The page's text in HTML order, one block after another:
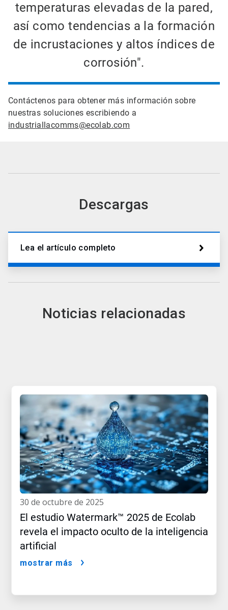
temperaturas elevadas de la pared,
así como tendencias a la formación
de incrustaciones y altos índices de
corrosión".
Contáctenos para obtener más información sobre
nuestras soluciones escribiendo a
industriallacomms@ecolab.com
Descargas
Lea el artículo completo
Noticias relacionadas
30 de octubre de 2025
El estudio Watermark™ 2025 de Ecolab
revela el impacto oculto de la inteligencia
artificial
mostrar más